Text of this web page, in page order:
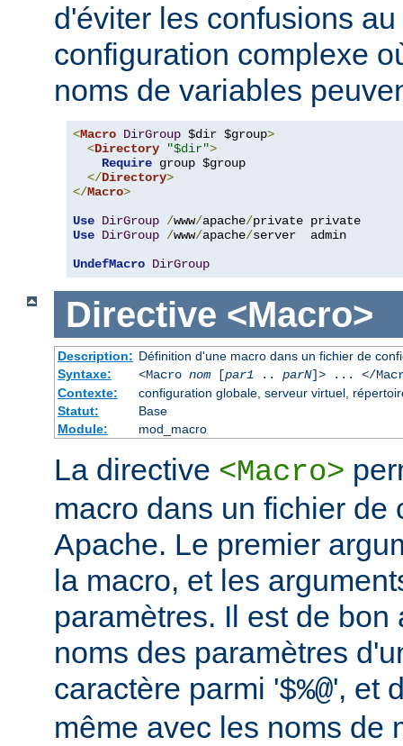
d'éviter les confusions
configuration complexe
noms de variables
<Macro DirGroup $dir $group>
<Directory "$dir">
Require group $group
</Directory>
</Macro>
Use DirGroup /www/apache/
Use DirGroup /www/apache/server  admin
UndefMacro DirGroup
Directive <Macro>
Description: Définition d'une macro dans un fichier de
Syntaxe:
<Macro nom[par1.. parN]> ... </
Contexte:
configuration globale, serveur virtuel,
Statut:
Base
Module:
mod_macro
La directive <Macro>
macro dans un fichier de
Apache. Le premier
la macro, et les
paramètres. Il est de
noms des paramètres
caractère parmi '$%@', et
même avec les noms de